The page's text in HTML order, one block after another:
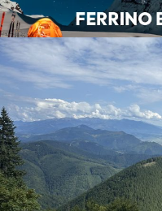
Přejít
k
obsahu
webu